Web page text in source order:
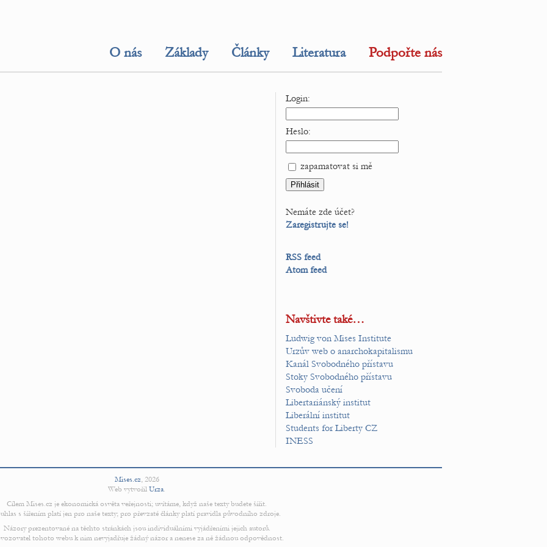
O nás Základy Články Literatura Podpořte nás
Login:
Heslo:
zapamatovat si mě
Nemáte zde účet?
Zaregistrujte se!
RSS feed
Atom feed
Navštivte také…
Ludwig von Mises Institute
Urzův web o anarchokapitalismu
Kanál Svobodného přístavu
Stoky Svobodného přístavu
Svoboda učení
Libertariánský institut
Liberální institut
Students for Liberty CZ
INESS
Mises.cz, 2026
Web vytvořil Urza.
Cílem Mises.cz je ekonomická osvěta veřejnosti; uvítáme, když naše texty budete šířit.
s šířením platí jen pro naše texty; pro převzaté články platí pravidla původního zdroje.
Názory prezentované na těchto stránkách jsou individuálními vyjádřeními jejich autorů.
tohoto webu k nim nevyjadřuje žádný názor a nenese za ně žádnou odpovědnost.